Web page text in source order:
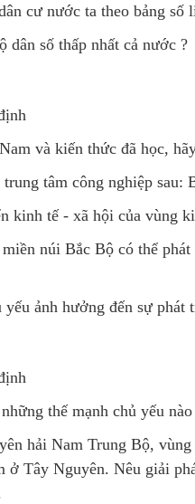
cư nước ta theo bảng số
dân số thấp nhất cả nước ?
và kiến thức đã học,
trung tâm công nghiệp
kinh tế - xã hội của vùng
núi Bắc Bộ có thể
yếu ảnh hưởng đến sự
thế mạnh chủ yếu
hải Nam Trung Bộ,
ở Tây Nguyên. Nêu giải